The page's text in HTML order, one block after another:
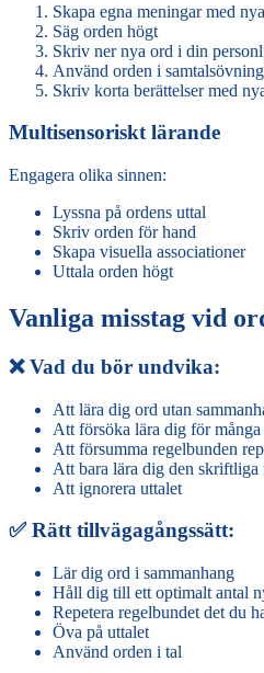
Skapa egna meningar med
Säg orden högt
Skriv ner nya ord i din
Använd orden i
Skriv korta berättelser med
Multisensoriskt lärande
Engagera olika sinnen:
Lyssna på ordens uttal
Skriv orden för hand
Skapa visuella associationer
Uttala orden högt
Vanliga misstag vid
❌ Vad du bör undvika:
Att lära dig ord utan
Att försöka lära dig för många
Att försumma regelbunden
Att bara lära dig den skriftliga
Att ignorera uttalet
✅ Rätt tillvägagångssätt:
Lär dig ord i sammanhang
Håll dig till ett optimalt antal
Repetera regelbundet det du
Öva på uttalet
Använd orden i tal